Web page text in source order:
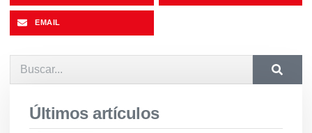
EMAIL
Últimos artículos